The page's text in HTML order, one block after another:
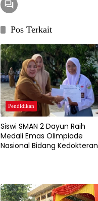
Pos Terkait
Pendidikan
Siswi SMAN 2 Dayun Raih
Medali Emas Olimpiade
Nasional Bidang Kedokteran